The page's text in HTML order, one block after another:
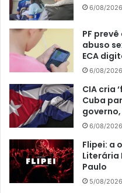
6/08/2026
PF
abuso
ECA
6/08/2026
CIA cria
Cuba
6/08/2026
Flipei: a
Literária
Paulo
5/08/2026